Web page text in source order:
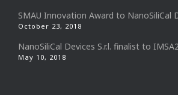
SMAU Innovation Award to NanoSiliCal
October 23, 2018
NanoSiliCal Devices S.r.l. finalist to
May 10, 2018